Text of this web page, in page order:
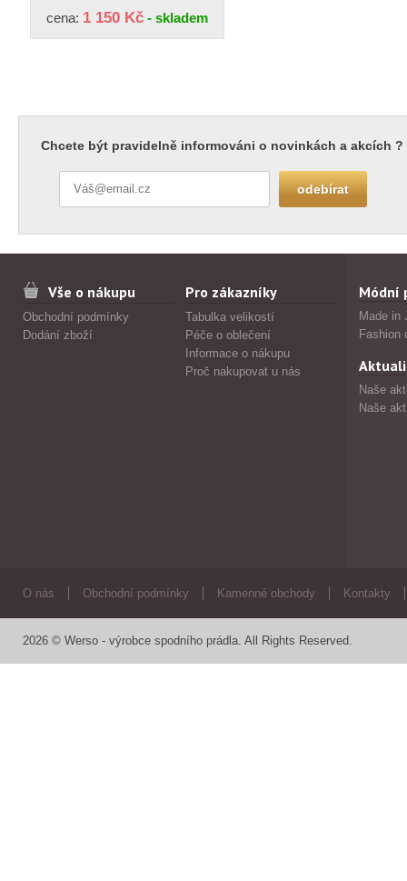
cena: 1 150 Kč - skladem
Chcete být pravidelně informováni o novinkách a akcích ?
Vše o nákupu
Obchodní podmínky
Dodání zboží
Pro zákazníky
Tabulka velikostí
Péče o oblečení
Informace o nákupu
Proč nakupovat u nás
Módní
Made in
Fashion
Naše
Naše
O nás Obchodní podmínky Kamenné obchody Kontakty
2026 © Werso - výrobce spodního prádla. All Rights Reserved.